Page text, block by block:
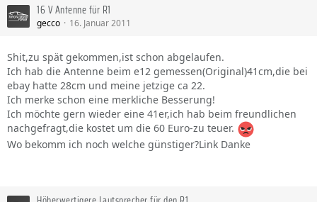
16 V Antenne für R1
gecco 16. Januar 2011
Shit,zu spät gekommen,ist schon abgelaufen.
Ich hab die Antenne beim e12 gemessen(Original)41cm,die bei
ebay hatte 28cm und meine jetzige ca 22.
Ich merke schon eine merkliche Besserung!
Ich möchte gern wieder eine 41er,ich hab beim freundlichen
nachgefragt,die kostet um die 60 Euro-zu teuer.
Wo bekomm ich noch welche günstiger?Link Danke